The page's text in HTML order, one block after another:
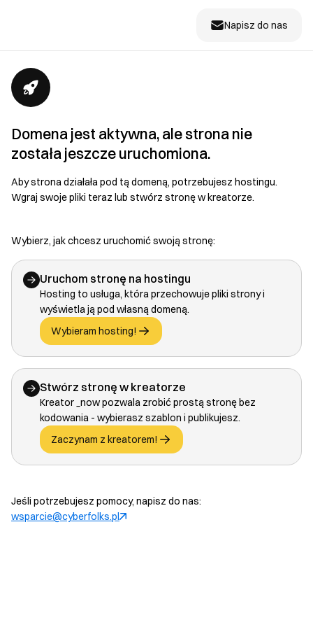
Napisz do nas
Domena jest aktywna, ale strona nie
została jeszcze uruchomiona.
Aby strona działała pod tą domeną, potrzebujesz hostingu.
Wgraj swoje pliki teraz lub stwórz stronę w kreatorze.
Wybierz, jak chcesz uruchomić swoją stronę:
Uruchom stronę na hostingu
Hosting to usługa, która przechowuje pliki strony i
wyświetla ją pod własną domeną.
Wybieram hosting!
Stwórz stronę w kreatorze
Kreator _now pozwala zrobić prostą stronę bez
kodowania - wybierasz szablon i publikujesz.
Zaczynam z kreatorem!
Jeśli potrzebujesz pomocy, napisz do nas:
wsparcie@cyberfolks.pl